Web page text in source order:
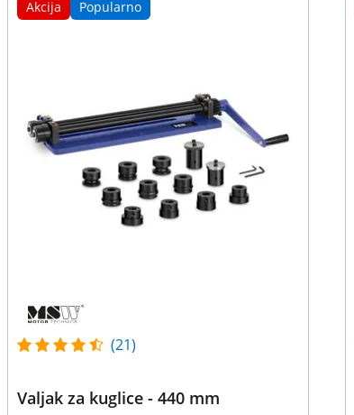
Akcija Popularno
(21)
Valjak za kuglice - 440 mm